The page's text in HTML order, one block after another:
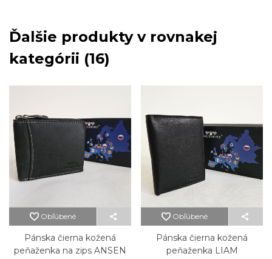
Ďalšie produkty v rovnakej
kategórii (16)
Obľúbené
Pánska čierna kožená
peňaženka na zips ANSEN
Obľúbené
Pánska čierna kožená
peňaženka LIAM